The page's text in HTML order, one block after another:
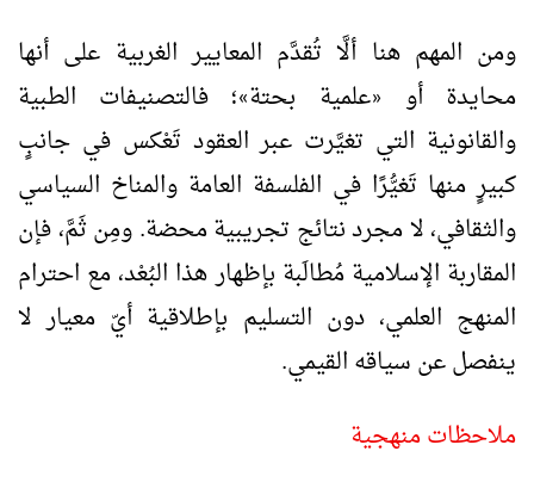
ومن المهم هنا ألَّا تُقدَّم المعايير الغربية على أنها
محايدة أو
«علمية بحتة»؛ فالتصنيفات الطبية
والقانونية التي تغيَّرت عبر العقود تَعْكس في جانبٍ
كبيرٍ منها تَغيُّرًا في الفلسفة العامة والمناخ السياسي
والثقافي، لا مجرد نتائج تجريبية محضة. ومِن ثَمَّ، فإن
المقاربة الإسلامية مُطالَبة بإظهار هذا البُعْد، مع احترام
المنهج العلمي، دون التسليم بإطلاقية أيّ معيار لا
ينفصل عن سياقه القيمي.
ملاحظات منهجية